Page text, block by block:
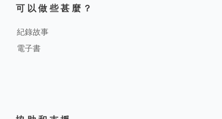
可以做些甚麼？
紀錄故事
電子書